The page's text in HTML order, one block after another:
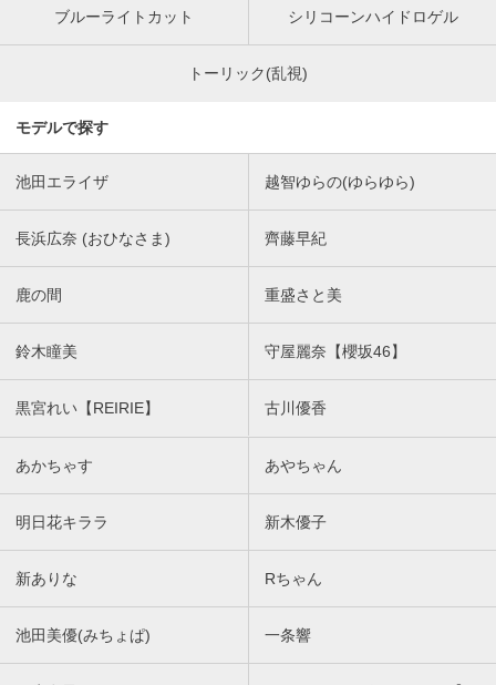
ブルーライトカット シリコーンハイドロゲル
トーリック(乱視)
モデルで探す
池田エライザ 越智ゆらの(ゆらゆら)
長浜広奈 (おひなさま) 齊藤早紀
鹿の間 重盛さと美
鈴木瞳美 守屋麗奈【櫻坂46】
黒宮れい【REIRIE】 古川優香
あかちゃす あやちゃん
明日花キララ 新木優子
新ありな Rちゃん
池田美優(みちょぱ) 一条響